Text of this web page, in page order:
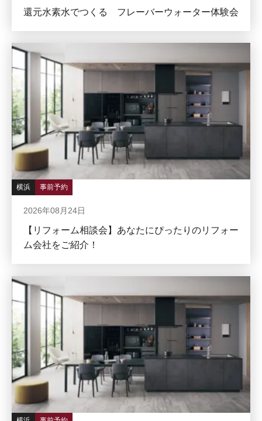
還元水素水でつくる フレーバーウォーター体験会
横浜 事前予約
2026年08月24日
【リフォーム相談会】あなたにぴったりのリフォー
ム会社をご紹介！